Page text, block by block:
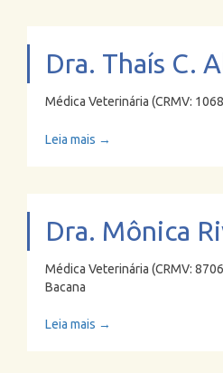
Dra. Thaís C.
Médica Veterinária (CRMV:
Leia mais →
Dra. Mônica
Médica Veterinária (CRMV:
Bacana
Leia mais →